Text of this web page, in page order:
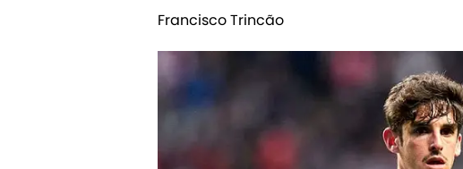
Francisco Trincão